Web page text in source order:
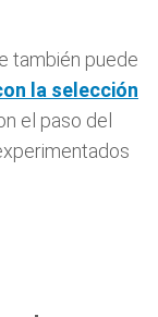
también puede
la selección
el paso del